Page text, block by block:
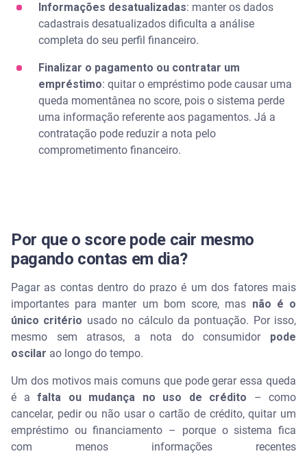
Informações desatualizadas: manter os dados
cadastrais desatualizados dificulta a análise
completa do seu perfil financeiro.
Finalizar o pagamento ou contratar um
empréstimo: quitar o empréstimo pode causar uma
queda momentânea no score, pois o sistema perde
uma informação referente aos pagamentos. Já a
contratação pode reduzir a nota pelo
comprometimento financeiro.
Por que o score pode cair mesmo
pagando contas em dia?
Pagar as contas dentro do prazo é um dos fatores mais
importantes para manter um bom score, mas não é o
único critério usado no cálculo da pontuação. Por isso,
mesmo sem atrasos, a nota do consumidor pode
oscilar ao longo do tempo.
Um dos motivos mais comuns que pode gerar essa queda
é a falta ou mudança no uso de crédito – como
cancelar, pedir ou não usar o cartão de crédito, quitar um
empréstimo ou financiamento – porque o sistema fica
com menos informações recentes